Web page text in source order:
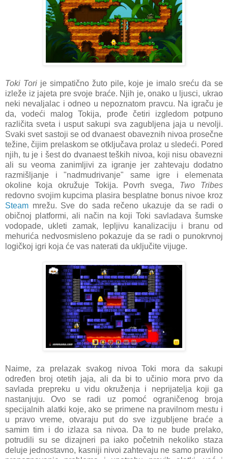
Toki Torije simpatično žuto pile, koje je imalo sreću da se
izleže iz jajeta pre svoje braće. Njih je, onako u ljusci, ukrao
neki nevaljalac i odneo u nepoznatom pravcu. Na igraču je
da, vodeći malog Tokija, prođe četiri izgledom potpuno
različita sveta i usput sakupi sva zagubljena jaja u nevolji.
Svaki svet sastoji se od dvanaest obaveznih nivoa prosečne
težine, čijim prelaskom se otključava prolaz u sledeći. Pored
njih, tu je i šest do dvanaest teških nivoa, koji nisu obavezni
ali su veoma zanimljivi za igranje jer zahtevaju dodatno
razmišljanje i "nadmudrivanje" same igre i elemenata
okoline koja okružuje Tokija. Povrh svega, Two Tribes
redovno svojim kupcima plasira besplatne bonus nivoe kroz
Steam mrežu. Sve do sada rečeno ukazuje da se radi o
običnoj platformi, ali način na koji Toki savladava šumske
vodopade, ukleti zamak, lepljivu kanalizaciju i branu od
mehurića nedvosmisleno pokazuje da se radi o punokrvnoj
logičkoj igri koja će vas naterati da uključite vijuge.
Naime, za prelazak svakog nivoa Toki mora da sakupi
određen broj otetih jaja, ali da bi to učinio mora prvo da
savlada prepreku u vidu okruženja i neprijatelja koji ga
nastanjuju. Ovo se radi uz pomoć ograničenog broja
specijalnih alatki koje, ako se primene na pravilnom mestu i
u pravo vreme, otvaraju put do sve izgubljene braće a
samim tim i do izlaza sa nivoa. Da to ne bude prelako,
potrudili su se dizajneri pa iako početnih nekoliko staza
deluje jednostavno, kasniji nivoi zahtevaju ne samo pravilno